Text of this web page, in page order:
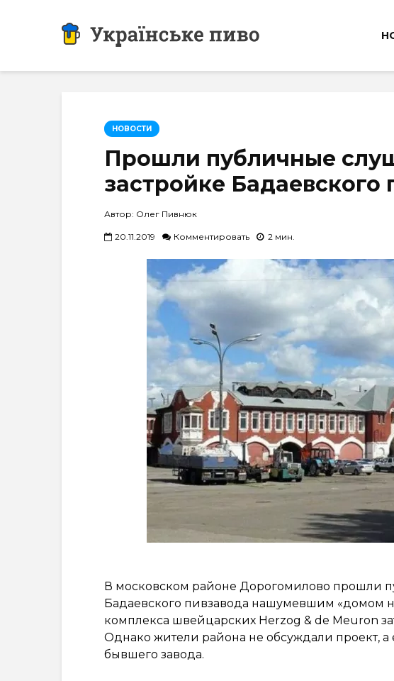
НОВОСТИ
Прошли публичные
застройке Бадаевского
Автор: Олег Пивнюк
20.11.2019 Комментировать 2 мин.
В московском районе Дорогомилово прошли
Бадаевского пивзавода нашумевшим «домом
комплекса швейцарских Herzog & de Meuron
Однако жители района не обсуждали проект,
бывшего завода.